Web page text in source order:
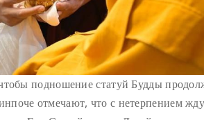
подношение статуй Будды
отмечают, что с нетерпением